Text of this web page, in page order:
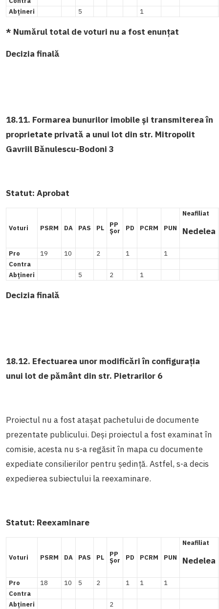
Abțineri
5 1
* Numărul total de voturi nu a fost enunțat
Decizia finală
18.11. Formarea bunurilor imobile și transmiterea în
proprietate privată a unui lot din str. Mitropolit
Gavriil Bănulescu-Bodoni 3
Statut: Aprobat
Voturi PSRM DA PAS PL PP
Șor PD PCRM PUN
Neafiliat
Nedelea
Pro 19 10 2 1
1
Contra
Abțineri
5 2 1
Decizia finală
18.12. Efectuarea unor modificări în configurația
unui lot de pământ din str. Pietrarilor 6
Proiectul nu a fost atașat pachetului de documente
prezentate publicului. Deși proiectul a fost examinat în
comisie, acesta nu s-a regăsit în mapa cu documente
expediate consilierilor pentru ședință. Astfel, s-a decis
expedierea subiectului la reexaminare.
Statut: Reexaminare
Voturi PSRM DA PAS PL PP
Șor PD PCRM PUN
Neafiliat
Nedelea
Pro 18 10 5 2 1 1
1
Contra
Abțineri
2